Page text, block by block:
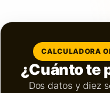
CALCULADORA
¿Cuánto te
Dos datos y diez